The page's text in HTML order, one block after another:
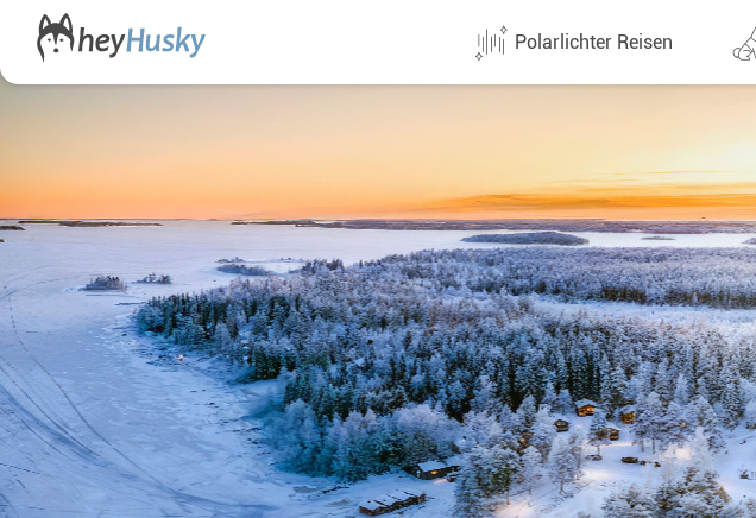
Polarlichter Reisen
Direktflüge
Norwegen
Schweden
Finnland
Alaska
Yukon